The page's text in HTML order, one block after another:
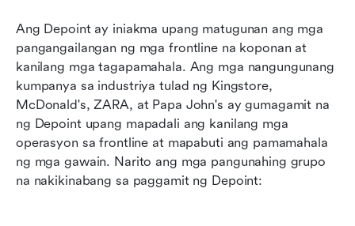
Ang Depoint ay iniakma upang matugunan ang mga
pangangailangan ng mga frontline na koponan at
kanilang mga tagapamahala. Ang mga nangungunang
kumpanya sa industriya tulad ng Kingstore,
McDonald's, ZARA, at Papa John's ay gumagamit na
ng Depoint upang mapadali ang kanilang mga
operasyon sa frontline at mapabuti ang pamamahala
ng mga gawain. Narito ang mga pangunahing grupo
na nakikinabang sa paggamit ng Depoint: